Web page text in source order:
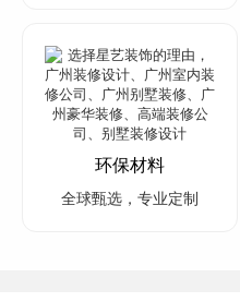
环保材料
全球甄选，专业定制